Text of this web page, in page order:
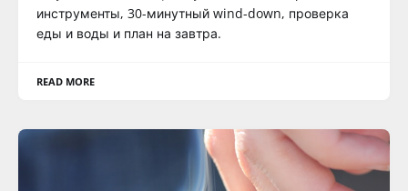
инструменты, 30-минутный wind-down, проверка
еды и воды и план на завтра.
READ MORE